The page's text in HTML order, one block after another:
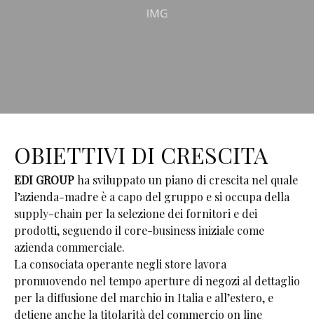
OBIETTIVI DI CRESCITA
EDI GROUP ha sviluppato un piano di crescita nel quale
l’azienda-madre è a capo del gruppo e si occupa della
supply-chain per la selezione dei fornitori e dei
prodotti, seguendo il core-business iniziale come
azienda commerciale.
La consociata operante negli store lavora
promuovendo nel tempo aperture di negozi al dettaglio
per la diffusione del marchio in Italia e all’estero, e
detiene anche la titolarità del commercio on line